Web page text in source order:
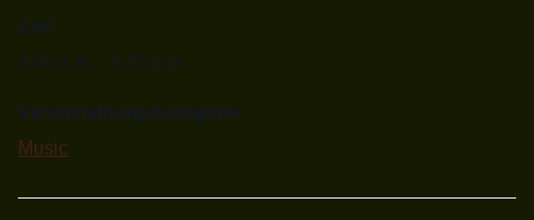
Zeit:
8:00 a.m. - 5:00 p.m.
Veranstaltungskategorie:
Music